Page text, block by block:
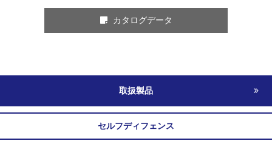
カタログデータ
取扱製品
セルフディフェンス